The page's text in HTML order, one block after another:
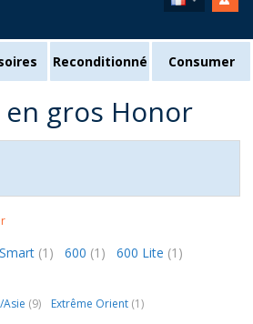
Reconditionné Consumer
gros Honor
(1) 600 (1) 600 Lite (1)
(9) Extrême Orient (1)